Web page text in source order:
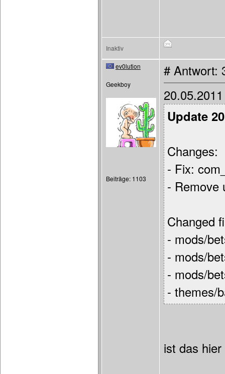
Inaktiv
ev0lution
Geekboy
Beiträge: 1103
# Antwort:
Update
Changes:
- Fix:
- Remove
Changed
- mods/
- mods/
- mods/
- themes/
ist das hier